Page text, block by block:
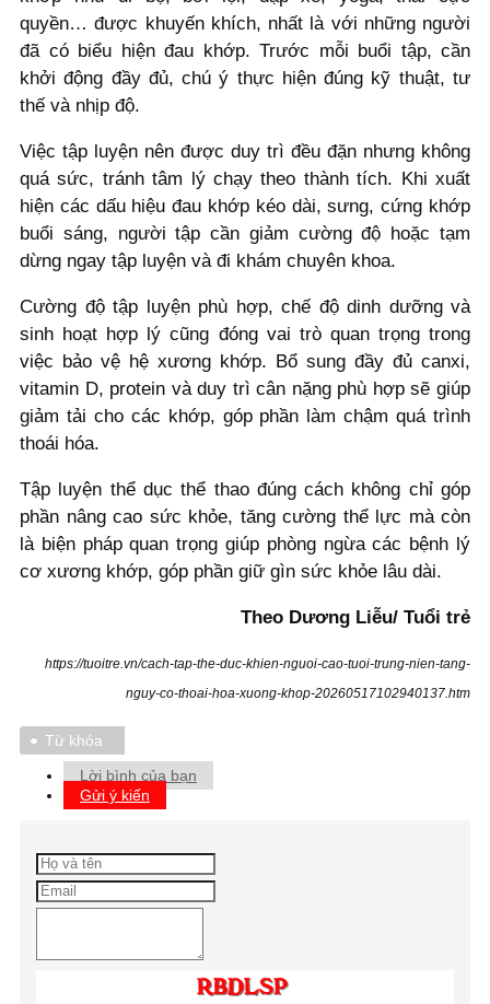
quyền… được khuyến khích, nhất là với những người
đã có biểu hiện đau khớp. Trước mỗi buổi tập, cần
khởi động đầy đủ, chú ý thực hiện đúng kỹ thuật, tư
thế và nhịp độ.
Việc tập luyện nên được duy trì đều đặn nhưng không
quá sức, tránh tâm lý chạy theo thành tích. Khi xuất
hiện các dấu hiệu đau khớp kéo dài, sưng, cứng khớp
buổi sáng, người tập cần giảm cường độ hoặc tạm
dừng ngay tập luyện và đi khám chuyên khoa.
Cường độ tập luyện phù hợp, chế độ dinh dưỡng và
sinh hoạt hợp lý cũng đóng vai trò quan trọng trong
việc bảo vệ hệ xương khớp. Bổ sung đầy đủ canxi,
vitamin D, protein và duy trì cân nặng phù hợp sẽ giúp
giảm tải cho các khớp, góp phần làm chậm quá trình
thoái hóa.
Tập luyện thể dục thể thao đúng cách không chỉ góp
phần nâng cao sức khỏe, tăng cường thể lực mà còn
là biện pháp quan trọng giúp phòng ngừa các bệnh lý
cơ xương khớp, góp phần giữ gìn sức khỏe lâu dài.
Theo Dương Liễu/ Tuổi trẻ
https://tuoitre.vn/cach-tap-the-duc-khien-nguoi-cao-tuoi-trung-nien-tang-
nguy-co-thoai-hoa-xuong-khop-20260517102940137.htm
Từ khóa
Lời bình của bạn
Gửi ý kiến